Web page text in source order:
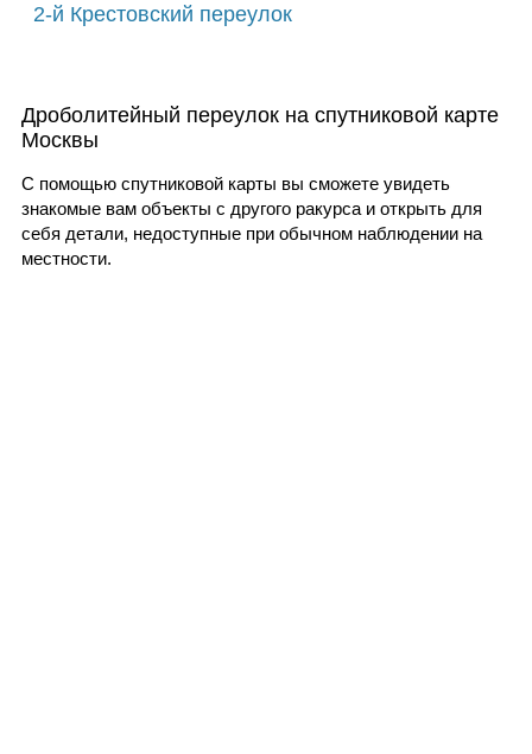
2-й Крестовский переулок
Дроболитейный переулок на спутниковой карте
Москвы
С помощью спутниковой карты вы сможете увидеть
знакомые вам объекты с другого ракурса и открыть для
себя детали, недоступные при обычном наблюдении на
местности.